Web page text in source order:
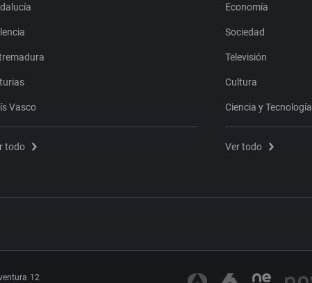
Vasco
todo
Economía
Sociedad
Televisión
Cultura
Ciencia y Tecnología
Ver todo
12